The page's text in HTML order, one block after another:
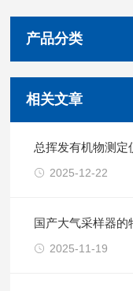
产品分类
相关文章
总挥发有机物测定
2025-12-22
国产大气采样器的
2025-11-19